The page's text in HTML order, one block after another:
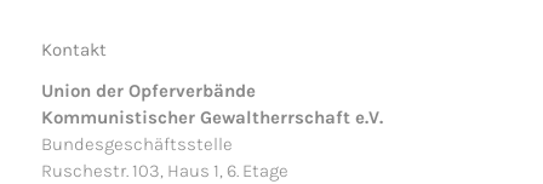
Kontakt
Union der Opferverbände
Kommunistischer Gewaltherrschaft e.V.
Bundesgeschäftsstelle
Ruschestr. 103, Haus 1, 6. Etage